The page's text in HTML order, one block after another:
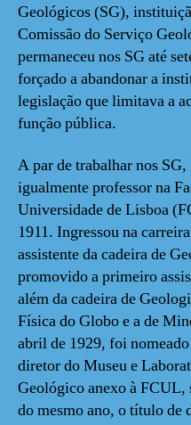
Geológicos (SG),
Comissão do Serviço
permaneceu nos SG até
forçado a abandonar a
legislação que limitava a
função pública.
A par de trabalhar nos
igualmente professor na
Universidade de Lisboa
1911. Ingressou na
assistente da cadeira de
promovido a primeiro
além da cadeira de
Física do Globo e a de
abril de 1929, foi
diretor do Museu e
Geológico anexo à
do mesmo ano, o título